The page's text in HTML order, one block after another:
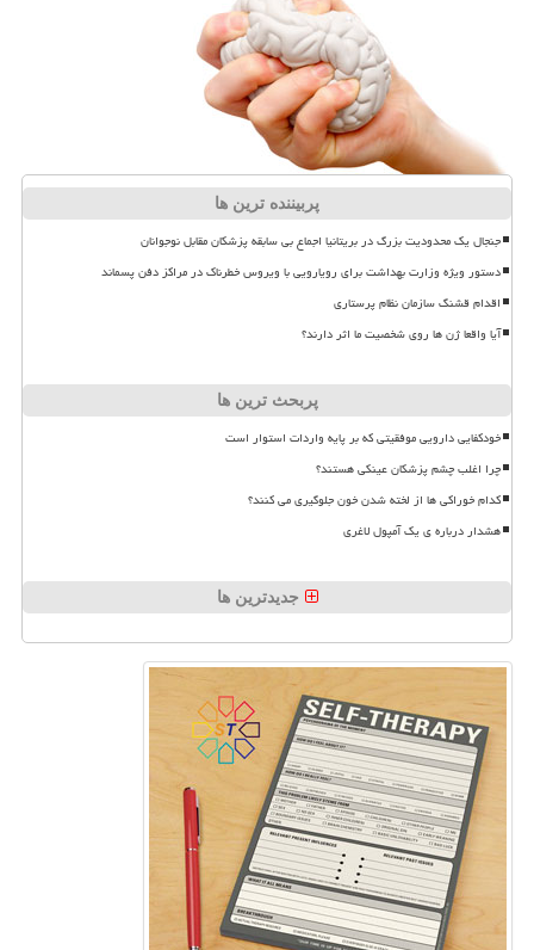
پربیننده ترین ها
جنجال یک محدودیت بزرگ در بریتانیا اجماع بی سابقه پزشکان مقابل نوجوانان
دستور ویژه وزارت بهداشت برای رویارویی با ویروس خطرناک در مراکز دفن پسماند
اقدام قشنگ سازمان نظام پرستاری
آیا واقعا ژن ها روی شخصیت ما اثر دارند؟
پربحث ترین ها
خودکفایی دارویی موفقیتی که بر پایه واردات استوار است
چرا اغلب چشم پزشکان عینکی هستند؟
کدام خوراکی ها از لخته شدن خون جلوگیری می کنند؟
هشدار درباره ی یک آمپول لاغری
جدیدترین ها